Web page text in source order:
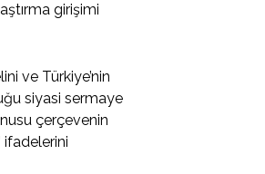
girişimi
ve Türkiye’nin
siyasi sermaye
çerçevenin
ifadelerini